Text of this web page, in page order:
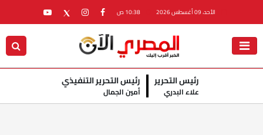
الأحد، 09 أغسطس 2026
رئيس التحرير
علاء البدري
رئيس التحرير التنفيذي
أمين الجمال